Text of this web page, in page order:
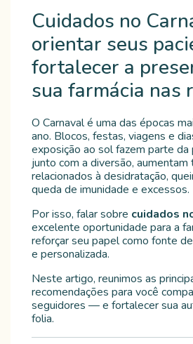
Cuidados no
orientar seus
fortalecer a
sua farmácia nas
O Carnaval é uma das épocas
ano. Blocos, festas, viagens e
exposição ao sol fazem parte da
junto com a diversão,
relacionados à desidratação,
queda de imunidade e excessos.
Por isso, falar sobre cuidados
excelente oportunidade para a
reforçar seu papel como fonte
e personalizada.
Neste artigo, reunimos as
recomendações para você
seguidores — e fortalecer sua
folia.